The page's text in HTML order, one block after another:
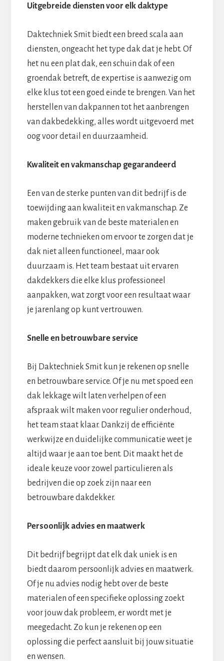
Uitgebreide diensten voor elk daktype
Daktechniek Smit biedt een breed scala aan
diensten, ongeacht het type dak dat je hebt. Of
het nu een plat dak, een schuin dak of een
groendak betreft, de expertise is aanwezig om
elke klus tot een goed einde te brengen. Van het
herstellen van dakpannen tot het aanbrengen
van dakbedekking, alles wordt uitgevoerd met
oog voor detail en duurzaamheid.
Kwaliteit en vakmanschap gegarandeerd
Een van de sterke punten van dit bedrijf is de
toewijding aan kwaliteit en vakmanschap. Ze
maken gebruik van de beste materialen en
moderne technieken om ervoor te zorgen dat je
dak niet alleen functioneel, maar ook
duurzaam is. Het team bestaat uit ervaren
dakdekkers die elke klus professioneel
aanpakken, wat zorgt voor een resultaat waar
je jarenlang op kunt vertrouwen.
Snelle en betrouwbare service
Bij Daktechniek Smit kun je rekenen op snelle
en betrouwbare service. Of je nu met spoed een
dak lekkage wilt laten verhelpen of een
afspraak wilt maken voor regulier onderhoud,
het team staat klaar. Dankzij de efficiënte
werkwijze en duidelijke communicatie weet je
altijd waar je aan toe bent. Dit maakt het de
ideale keuze voor zowel particulieren als
bedrijven die op zoek zijn naar een
betrouwbare dakdekker.
Persoonlijk advies en maatwerk
Dit bedrijf begrijpt dat elk dak uniek is en
biedt daarom persoonlijk advies en maatwerk.
Of je nu advies nodig hebt over de beste
materialen of een specifieke oplossing zoekt
voor jouw dak probleem, er wordt met je
meegedacht. Zo kun je rekenen op een
oplossing die perfect aansluit bij jouw situatie
en wensen.